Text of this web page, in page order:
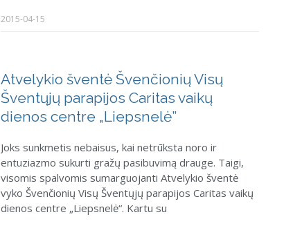
2015-04-15
Atvelykio šventė Švenčionių Visų
Šventųjų parapijos Caritas vaikų
dienos centre „Liepsnelė”
Joks sunkmetis nebaisus, kai netrūksta noro ir
entuziazmo sukurti gražų pasibuvimą drauge. Taigi,
visomis spalvomis sumarguojanti Atvelykio šventė
vyko Švenčionių Visų Šventųjų parapijos Caritas vaikų
dienos centre „Liepsnelė“. Kartu su